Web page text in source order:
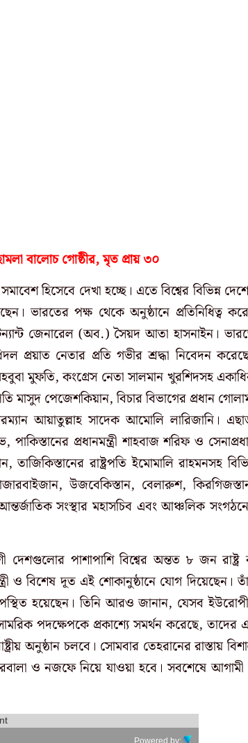
বালোচ গোষ্ঠীর, মৃত প্রায় ৩০
হিসেবে দেখা হচ্ছে। এতে বিশ্বের বিভিন্ন
ভারতের পক্ষ থেকে অনুষ্ঠানে প্রতিনিধিত্ব
জেনারেল (অব.) সৈয়দ আতা হাসনাইন।
প্রয়াত নেতার প্রতি গভীর শ্রদ্ধা নিবেদন
মুফতি, কংগ্রেস নেতা সালমান খুরশিদসহ
মাসুদ পেজেশকিয়ান, বিচার বিভাগের প্রধান
আয়াতুল্লাহ সাদেক আমোলি লারিজানি।
পাকিস্তানের প্রধানমন্ত্রী শাহবাজ শরিফ ও
রাষ্ট্রপতি ইমোমালি রাহমনসহ
উজবেকিস্তান, বেলারুশ,
সংস্থার মহাসচিব এবং আঞ্চলিক
দেশগুলোর পাশাপাশি বিশ্বের অন্তত ৮ জন রাষ্ট্র
ও বিশেষ দূত এই শোকানুষ্ঠানে যোগ দিয়েছেন।
উপস্থিত হয়েছেন। তিনি আরও জানান, যেসব
পদক্ষেপকে প্রকাশ্যে সমর্থন করেছে, তাদের
অনুষ্ঠান চলবে। সোমবার তেহরানের রাস্তায়
ও নজফে নিয়ে যাওয়া হবে। সবশেষে
Powered by: